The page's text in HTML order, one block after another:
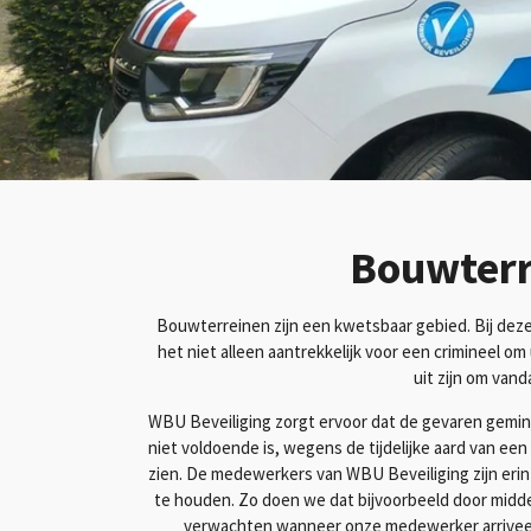
Bouwterreinen zijn een kwetsbaar gebied. Bij
het niet alleen aantrekkelijk voor een crimineel
uit zijn om
WBU Beveiliging zorgt ervoor dat de gevaren
niet voldoende is, wegens de tijdelijke aard van
zien. De medewerkers van WBU Beveiliging zijn
te houden. Zo doen we dat bijvoorbeeld door
verwachten wanneer onze medewerker